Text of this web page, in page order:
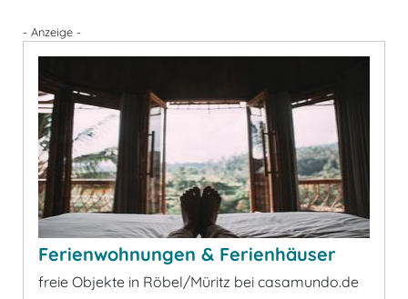
- Anzeige -
Ferienwohnungen & Ferienhäuser
freie Objekte in Röbel/Müritz bei casamundo.de